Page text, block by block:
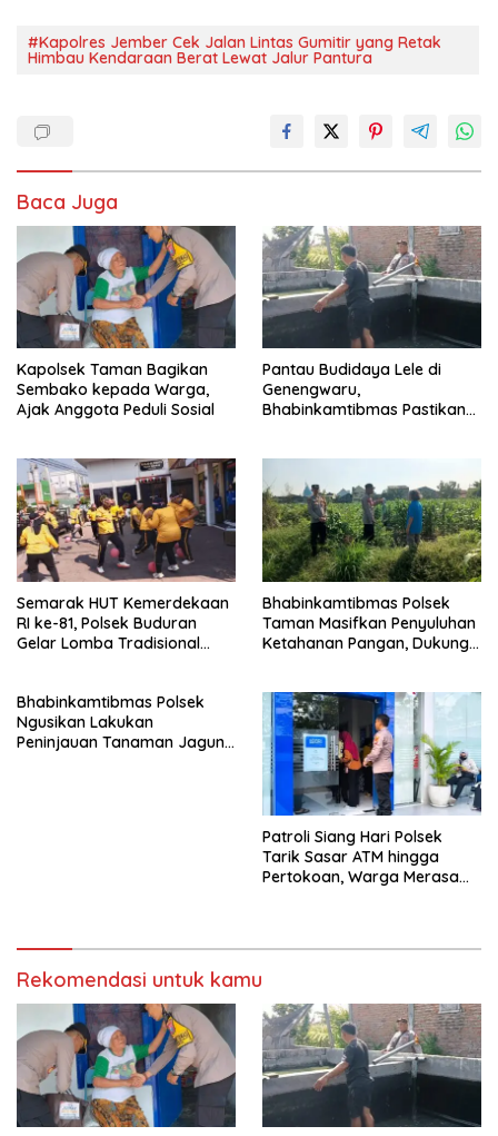
#Kapolres Jember Cek Jalan Lintas Gumitir yang Retak
Himbau Kendaraan Berat Lewat Jalur Pantura
Baca Juga
Kapolsek Taman Bagikan
Sembako kepada Warga,
Ajak Anggota Peduli Sosial
Pantau Budidaya Lele di
Genengwaru,
Bhabinkamtibmas Pastikan
Semarak HUT Kemerdekaan
RI ke-81, Polsek Buduran
Gelar Lomba Tradisional
Bhabinkamtibmas Polsek
Taman Masifkan Penyuluhan
Ketahanan Pangan, Dukung
Bhabinkamtibmas Polsek
Ngusikan Lakukan
Peninjauan Tanaman Jagung
Patroli Siang Hari Polsek
Tarik Sasar ATM hingga
Pertokoan, Warga Merasa
Rekomendasi untuk kamu